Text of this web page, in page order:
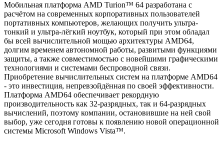
Мобильная платформа AMD Turion™ 64 разработана с
расчётом на современных корпоративных пользователей
портативных компьютеров, желающих получить ультра-
тонкий и ультра-лёгкий ноутбук, который при этом обладал
бы всей вычислительной мощью архитектуры AMD64,
долгим временем автономной работы, развитыми функциями
защиты, а также совместимостью с новейшими графическими
технологиями и системами беспроводной связи.
Приобретение вычислительных систем на платформе AMD64
- это инвестиция, непревзойдённая по своей эффективности.
Платформа AMD64 обеспечивает рекордную
производительность как 32-разрядных, так и 64-разрядных
вычислений, поэтому компании, остановившие на ней свой
выбор, уже сегодня готовы к появлению новой операционной
системы Microsoft Windows Vista™.